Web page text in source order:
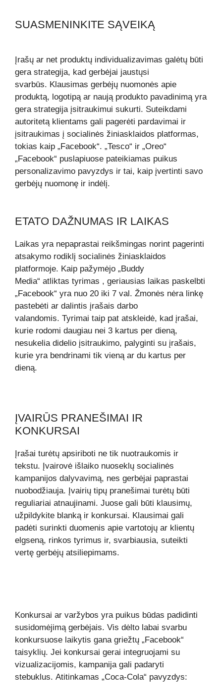
SUASMENINKITE SĄVEIKĄ
Įrašų ar net produktų individualizavimas galėtų būti
gera strategija, kad gerbėjai jaustųsi
svarbūs. Klausimas gerbėjų nuomonės apie
produktą, logotipą ar naują produkto pavadinimą yra
gera strategija įsitraukimui sukurti. Suteikdami
autoritetą klientams gali pagerėti pardavimai ir
įsitraukimas į socialinės žiniasklaidos platformas,
tokias kaip „Facebook“. „Tesco“ ir „Oreo“
„Facebook“ puslapiuose pateikiamas puikus
personalizavimo pavyzdys ir tai, kaip įvertinti savo
gerbėjų nuomonę ir indėlį.
ETATO DAŽNUMAS IR LAIKAS
Laikas yra nepaprastai reikšmingas norint pagerinti
atsakymo rodiklį socialinės žiniasklaidos
platformoje. Kaip pažymėjo „Buddy
Media“ atliktas tyrimas , geriausias laikas paskelbti
„Facebook“ yra nuo 20 iki 7 val. Žmonės nėra linkę
pastebėti ar dalintis įrašais darbo
valandomis. Tyrimai taip pat atskleidė, kad įrašai,
kurie rodomi daugiau nei 3 kartus per dieną,
nesukelia didelio įsitraukimo, palyginti su įrašais,
kurie yra bendrinami tik vieną ar du kartus per
dieną.
ĮVAIRŪS PRANEŠIMAI IR
KONKURSAI
Įrašai turėtų apsiriboti ne tik nuotraukomis ir
tekstu. Įvairovė išlaiko nuoseklų socialinės
kampanijos dalyvavimą, nes gerbėjai paprastai
nuobodžiauja. Įvairių tipų pranešimai turėtų būti
reguliariai atnaujinami. Juose gali būti klausimų,
užpildykite blanką ir konkursai. Klausimai gali
padėti surinkti duomenis apie vartotojų ar klientų
elgseną, rinkos tyrimus ir, svarbiausia, suteikti
vertę gerbėjų atsiliepimams.
Konkursai ar varžybos yra puikus būdas padidinti
susidomėjimą gerbėjais. Vis dėlto labai svarbu
konkursuose laikytis gana griežtų „Facebook“
taisyklių. Jei konkursai gerai integruojami su
vizualizacijomis, kampanija gali padaryti
stebuklus. Atitinkamas „Coca-Cola“ pavyzdys: